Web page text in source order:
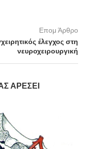
Επομ Άρθρο
έλεγχος στη
νευροχειρουργική
ΑΡΈΣΕΙ